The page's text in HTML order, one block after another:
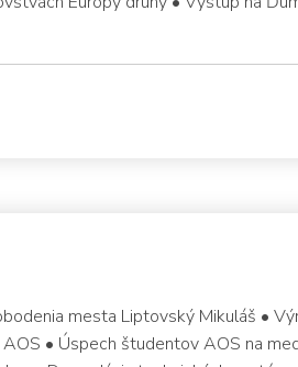
mesta Liptovský Mikuláš •
• Úspech študentov AOS na